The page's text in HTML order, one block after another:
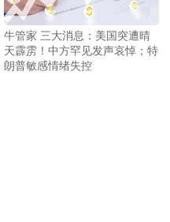
牛管家 三大消息：美国突遭晴
天霹雳！中方罕见发声哀悼；特
朗普敏感情绪失控